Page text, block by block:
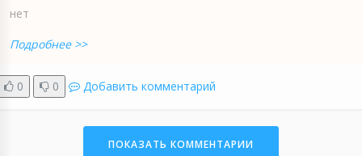
нет
Подробнее >>
0 0 Добавить комментарий
ПОКАЗАТЬ КОММЕНТАРИИ